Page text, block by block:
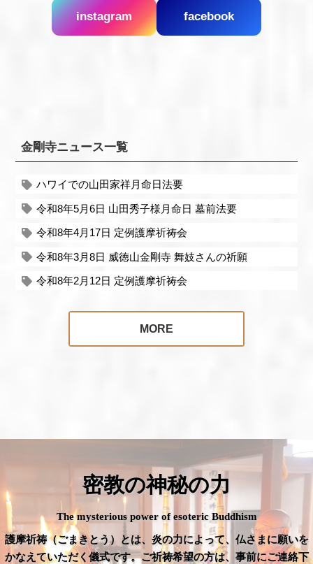
instagram facebook
金剛寺ニュース一覧
ハワイでの山田家祥月命日法要
令和8年5月6日 山田秀子様月命日 墓前法要
令和8年4月17日 定例護摩祈祷会
令和8年3月8日 威徳山金剛寺 舞妓さんの祈願
令和8年2月12日 定例護摩祈祷会
MORE
密教の神秘の力
The mysterious power of esoteric Buddhism
護摩祈祷（ごまきとう）とは、炎の力によって、仏さまに願いを
かなえていただく儀式です。ご祈祷希望の方は、事前にご連絡下